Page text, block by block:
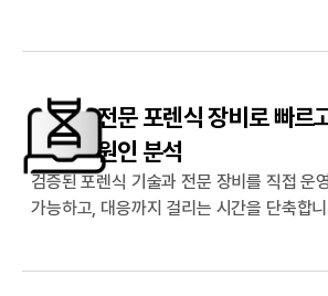
전문 포렌식 장비로 빠르
원인 분석
검증된 포렌식 기술과 전문 장비를 직접 운
가능하고, 대응까지 걸리는 시간을 단축합